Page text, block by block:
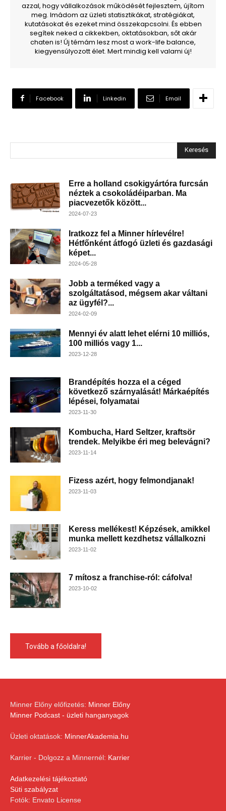
azzal, hogy vállalkozások működését fejlesztem, újítom
meg. Imádom az üzleti statisztikákat, stratégiákat,
kutatásokat és ezeket mind összekapcsolni. És ebben
segítek neked a cikkekben, oktatásokban, sőt akár
chaten is! Új témám lesz most a work-life balance,
kiegyensúlyozott élet. Mert mindig kell valami új!
Facebook Linkedin Email
Keresés
Erre a holland csokigyártóra furcsán
néztek a csokoládéiparban. Ma
piacvezetők között...
2024-07-23
Iratkozz fel a Minner hírlevélre!
Hétfőnként átfogó üzleti és gazdasági
képet...
2024-05-28
Jobb a terméked vagy a
szolgáltatásod, mégsem akar váltani
az ügyfél?...
2024-02-09
Mennyi év alatt lehet elérni 10 milliós,
100 milliós vagy 1...
2023-12-28
Brandépítés hozza el a céged
következő szárnyalását! Márkaépítés
lépései, folyamatai
2023-11-30
Kombucha, Hard Seltzer, kraftsör
trendek. Melyikbe éri meg belevágni?
2023-11-14
Fizess azért, hogy felmondjanak!
2023-11-03
Keress mellékest! Képzések, amikkel
munka mellett kezdhetsz vállalkozni
2023-11-02
7 mítosz a franchise-ról: cáfolva!
2023-10-02
Tovább a főoldalra!
Minner Előny előfizetés: Minner Előny
Minner Podcast - üzleti hanganyagok
Üzleti oktatások: MinnerAkademia.hu
Karrier - Dolgozz a Minnernél: Karrier
Adatkezelési tájékoztató
Süti szabályzat
Fotók: Envato License